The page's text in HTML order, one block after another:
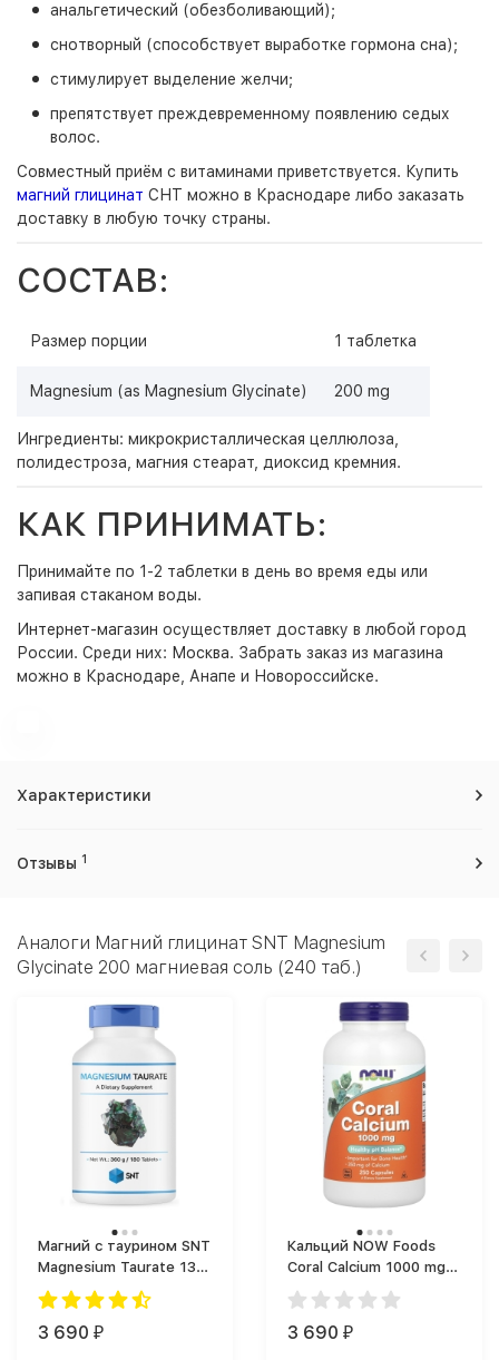
анальгетический (обезболивающий);
снотворный (способствует выработке гормона сна);
стимулирует выделение желчи;
препятствует преждевременному появлению седых
волос.
Совместный приём с витаминами приветствуется. Купить
магний глицинат СНТ можно в Краснодаре либо заказать
доставку в любую точку страны.
СОСТАВ:
Размер порции 1 таблетка
Magnesium (as Magnesium Glycinate) 200 mg
Ингредиенты: микрокристаллическая целлюлоза,
полидестроза, магния стеарат, диоксид кремния.
КАК ПРИНИМАТЬ:
Принимайте по 1-2 таблетки в день во время еды или
запивая стаканом воды.
Интернет-магазин осуществляет доставку в любой город
России. Среди них: Москва. Забрать заказ из магазина
можно в Краснодаре, Анапе и Новороссийске.
Характеристики
Отзывы 1
Аналоги Магний глицинат SNT Magnesium
Glycinate 200 магниевая соль (240 таб.)
Магний c таурином SNT
Magnesium Taurate 133
mg (180 таб.)
3 690 ₽
Кальций NOW Foods
Coral Calcium 1000 mg
(250 капс.)
3 690 ₽